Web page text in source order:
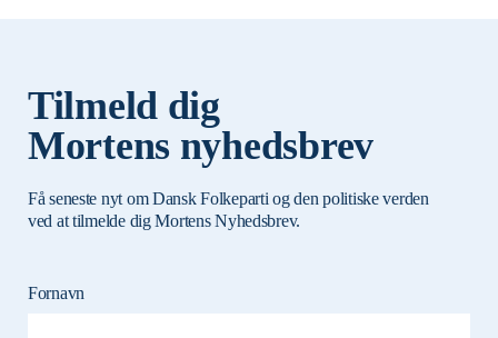
Tilmeld dig
Mortens nyhedsbrev
Få seneste nyt om Dansk Folkeparti og den politiske verden
ved at tilmelde dig Mortens Nyhedsbrev.
Fornavn